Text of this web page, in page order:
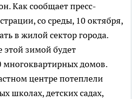
Как сообщает пресс-
со среды, 10 октября,
в жилой сектор города.
этой зимой будет
многоквартирных домов.
центре потеплели
школах, детских садах,